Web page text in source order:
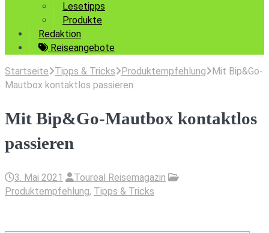
Lesetipps
Produkte
Redaktion
Reiseangebote
Startseite Tipps & Tricks Produktempfehlung
Mit Bip&Go-
Mautbox kontaktlos passieren
Mit Bip&Go-Mautbox kontaktlos
passieren
3. Mai 2021
Toureal Reisemagazin
Produktempfehlung, Tipps & Tricks